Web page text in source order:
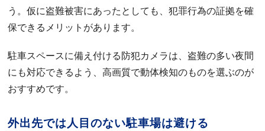
う。仮に盗難被害にあったとしても、犯罪行為の証拠を確
保できるメリットがあります。
駐車スペースに備え付ける防犯カメラは、盗難の多い夜間
にも対応できるよう、高画質で動体検知のものを選ぶのが
おすすめです。
外出先では人目のない駐車場は避ける